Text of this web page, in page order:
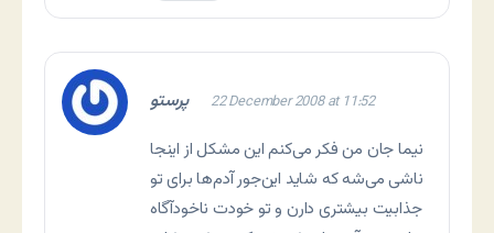
پرستو 22 December 2008 at 11:52
نیما جان من فکر می‌کنم این مشکل از اینجا
ناشی می‌شه که شاید این‌جور آدم‌ها برای تو
جذابیت بیشتری دارن و تو خودت ناخودآگاه